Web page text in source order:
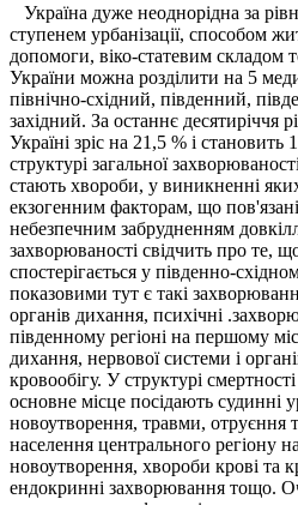
Україна дуже неоднорідна за
ступенем урбанізації, способом
допомоги, віко-статевим
України можна розділити на 5
північно-східний, південний,
західний. За останнє десятиріччя
Україні зріс на 21,5 % і
структурі загальної
стають хвороби, у виникненні
екзогенним факторам, що
небезпечним забрудненням
захворюваності свідчить про те,
спостерігається у південно-
показовими тут є такі
органів дихання, психічні
південному регіоні на першому
дихання, нервової системи і
кровообігу. У структурі
основне місце посідають судинні
новоутворення, травми, отруєння
населення центрального регіону
новоутворення, хвороби крові та
ендокринні захворювання тощо.